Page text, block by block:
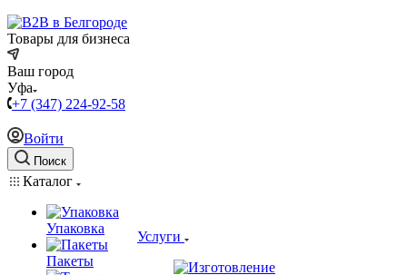
Товары для бизнеса
Ваш город
Уфа
+7 (347) 224-92-58
Войти
Поиск
Каталог
Упаковка
Пакеты
Услуги